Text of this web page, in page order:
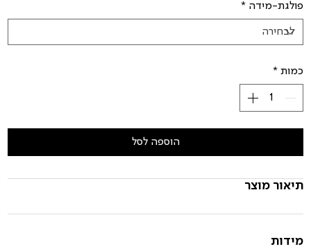
פולגת-מידה *
כמות *
הוספה לסל
תיאור מוצר
מידות